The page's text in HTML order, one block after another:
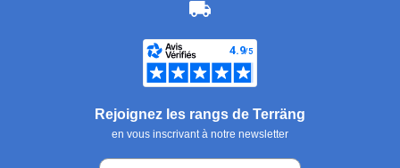
Rejoignez les rangs de Terräng
en vous inscrivant à notre newsletter